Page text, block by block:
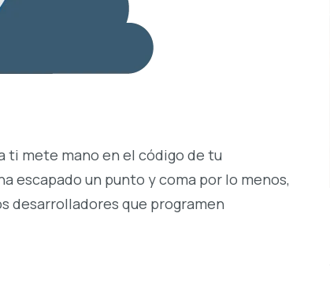
ti mete mano en el código de tu
escapado un punto y coma por lo menos,
desarrolladores que programen